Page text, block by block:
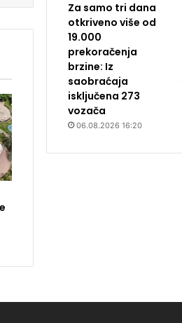
Za samo tri dana
otkriveno više od
19.000
prekoračenja
brzine: Iz
saobraćaja
isključena 273
vozača
06.08.2026 16:20